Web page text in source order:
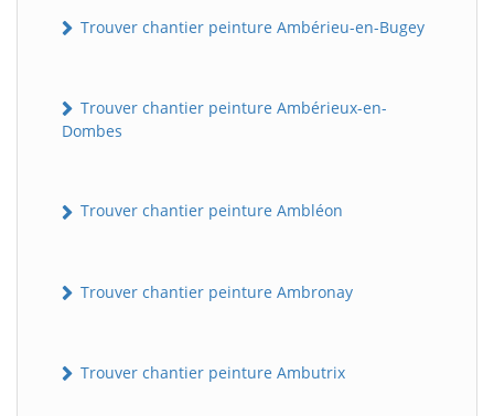
Trouver chantier peinture Ambérieu-en-Bugey
Trouver chantier peinture Ambérieux-en-
Dombes
Trouver chantier peinture Ambléon
Trouver chantier peinture Ambronay
Trouver chantier peinture Ambutrix